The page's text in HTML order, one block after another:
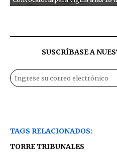
SUSCRÍBASE A
TAGS RELACIONADOS:
TORRE TRIBUNALES